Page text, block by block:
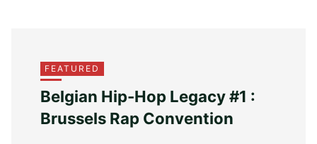
FEATURED
Belgian Hip-Hop Legacy #1 :
Brussels Rap Convention